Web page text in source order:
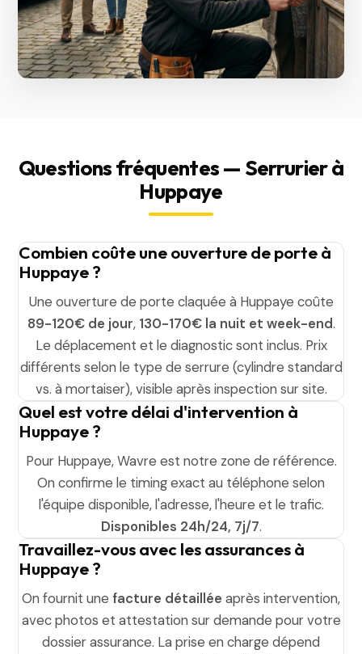
Questions fréquentes — Serrurier à
Huppaye
Combien coûte une ouverture de porte à
Huppaye ?
Une ouverture de porte claquée à Huppaye coûte
89-120€ de jour, 130-170€ la nuit et week-end.
Le déplacement et le diagnostic sont inclus. Prix
différents selon le type de serrure (cylindre standard
vs. à mortaiser), visible après inspection sur site.
Quel est votre délai d'intervention à
Huppaye ?
Pour Huppaye, Wavre est notre zone de référence.
On confirme le timing exact au téléphone selon
l'équipe disponible, l'adresse, l'heure et le trafic.
Disponibles 24h/24, 7j/7.
Travaillez-vous avec les assurances à
Huppaye ?
On fournit une facture détaillée après intervention,
avec photos et attestation sur demande pour votre
dossier assurance. La prise en charge dépend